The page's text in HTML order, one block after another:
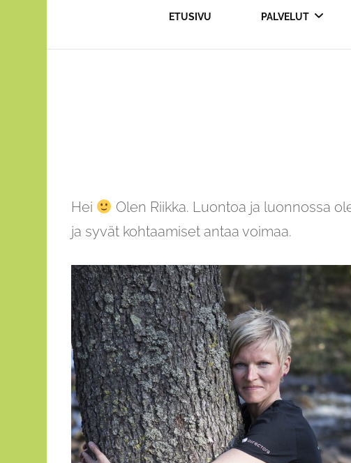
ETUSIVU PALVELUT
Hei
Olen Riikka. Luontoa ja luonnossa
ja syvät kohtaamiset antaa voimaa.